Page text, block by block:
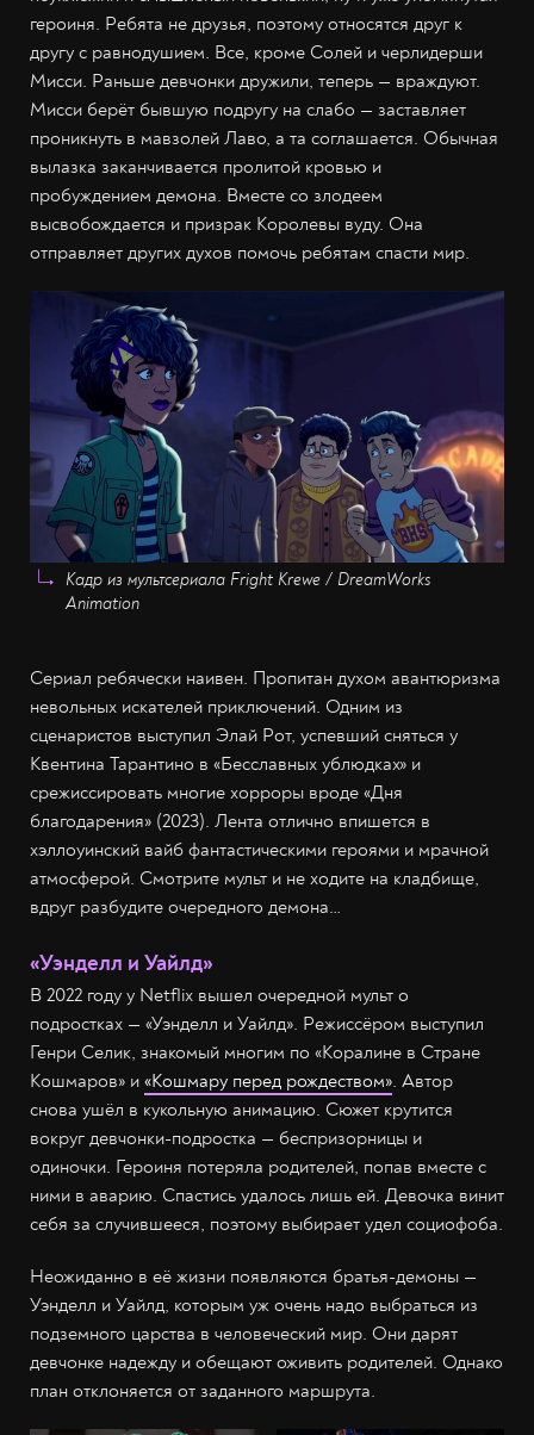
героиня. Ребята не друзья, поэтому относятся друг к
другу с равнодушием. Все, кроме Солей и черлидерши
Мисси. Раньше девчонки дружили, теперь — враждуют.
Мисси берёт бывшую подругу на слабо — заставляет
проникнуть в мавзолей Лаво, а та соглашается. Обычная
вылазка заканчивается пролитой кровью и
пробуждением демона. Вместе со злодеем
высвобождается и призрак Королевы вуду. Она
отправляет других духов помочь ребятам спасти мир.
Кадр из мультсериала Fright Krewe / DreamWorks
Animation
Сериал ребячески наивен. Пропитан духом авантюризма
невольных искателей приключений. Одним из
сценаристов выступил Элай Рот, успевший сняться у
Квентина Тарантино в «Бесславных ублюдках» и
срежиссировать многие хорроры вроде «Дня
благодарения» (2023). Лента отлично впишется в
хэллоуинский вайб фантастическими героями и мрачной
атмосферой. Смотрите мульт и не ходите на кладбище,
вдруг разбудите очередного демона…
«Уэнделл и Уайлд»
В 2022 году у Netflix вышел очередной мульт о
подростках — «Уэнделл и Уайлд». Режиссёром выступил
Генри Селик, знакомый многим по «Коралине в Стране
Кошмаров» и «Кошмару перед рождеством». Автор
снова ушёл в кукольную анимацию. Сюжет крутится
вокруг девчонки-подростка — беспризорницы и
одиночки. Героиня потеряла родителей, попав вместе с
ними в аварию. Спастись удалось лишь ей. Девочка винит
себя за случившееся, поэтому выбирает удел социофоба.
Неожиданно в её жизни появляются братья-демоны —
Уэнделл и Уайлд, которым уж очень надо выбраться из
подземного царства в человеческий мир. Они дарят
девчонке надежду и обещают оживить родителей. Однако
план отклоняется от заданного маршрута.